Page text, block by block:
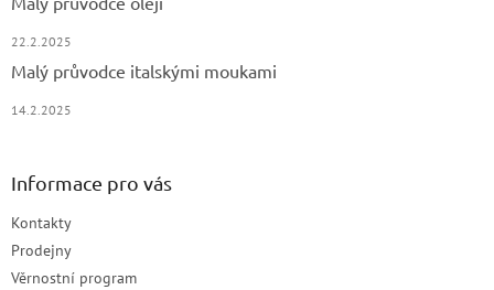
22.2.2025
Malý průvodce italskými moukami
14.2.2025
Informace pro vás
Kontakty
Prodejny
Věrnostní program